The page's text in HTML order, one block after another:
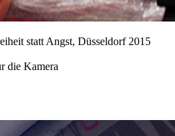
statt Angst, Düsseldorf 2015
die Kamera